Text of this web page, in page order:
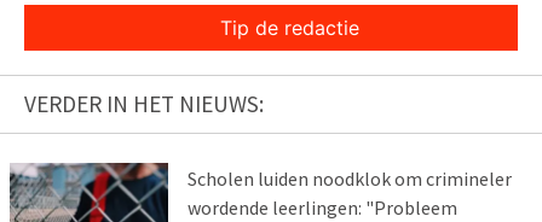
Tip de redactie
VERDER IN HET NIEUWS:
Scholen luiden noodklok om crimineler
wordende leerlingen: "Probleem